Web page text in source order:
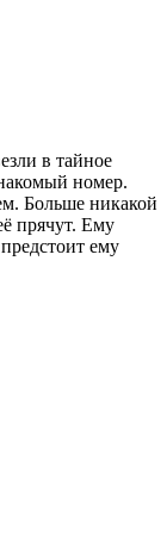
в тайное
номер.
Больше никакой
прячут. Ему
ему